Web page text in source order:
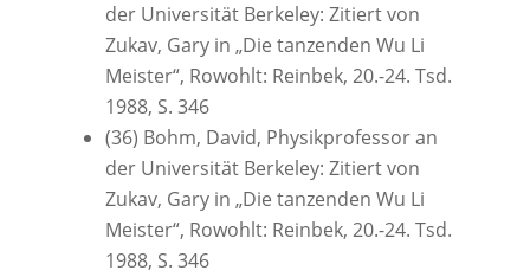
der Universität Berkeley: Zitiert von
Zukav, Gary in „Die tanzenden Wu Li
Meister“, Rowohlt: Reinbek, 20.-24. Tsd.
1988, S. 346
(36) Bohm, David, Physikprofessor an
der Universität Berkeley: Zitiert von
Zukav, Gary in „Die tanzenden Wu Li
Meister“, Rowohlt: Reinbek, 20.-24. Tsd.
1988, S. 346